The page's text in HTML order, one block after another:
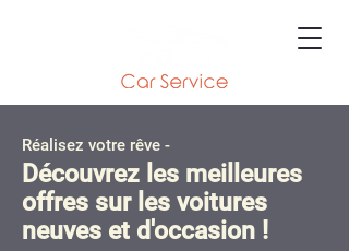
Réalisez votre rêve -
Découvrez les meilleures
offres sur les voitures
neuves et d'occasion !